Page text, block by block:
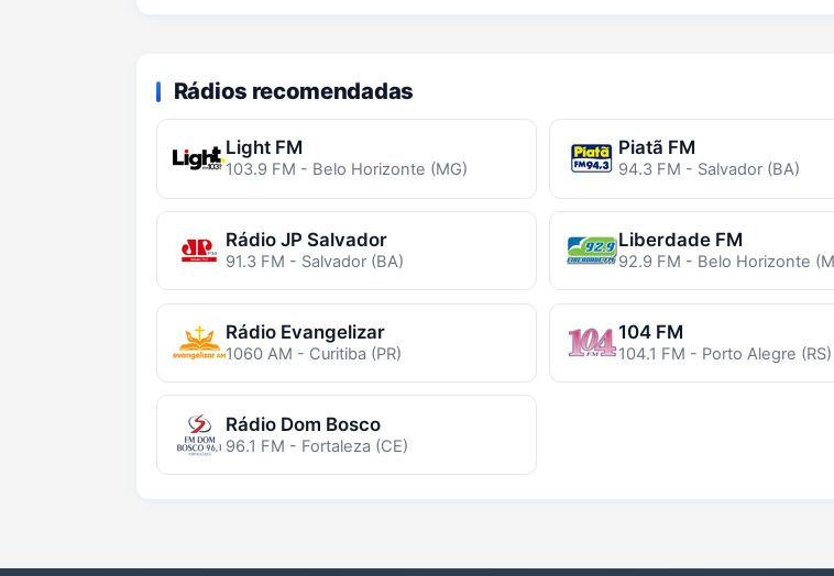
Rádios recomendadas
Light FM
103.9 FM - Belo Horizonte (MG)
Piatã FM
94.3 FM - Salvador (BA)
Rádio JP Salvador
91.3 FM - Salvador (BA)
Liberdade FM
92.9 FM - Belo Horizonte
Rádio Evangelizar
1060 AM - Curitiba (PR)
104 FM
104.1 FM - Porto Alegre (RS)
Rádio Dom Bosco
96.1 FM - Fortaleza (CE)